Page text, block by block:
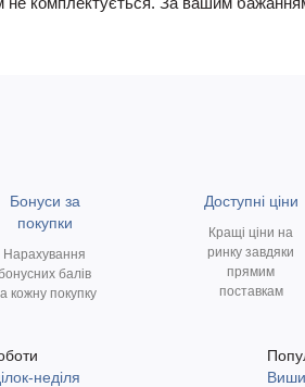
Бонуси за
покупки
Нарахування
балів
кожну покупку
Доступні ціни
Кращі ціни на
ринку завдяки
прямим
поставкам
неділя